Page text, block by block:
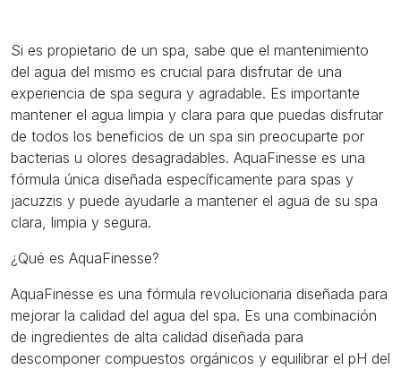
Si es propietario de un spa, sabe que el mantenimiento
del agua del mismo es crucial para disfrutar de una
experiencia de spa segura y agradable. Es importante
mantener el agua limpia y clara para que puedas disfrutar
de todos los beneficios de un spa sin preocuparte por
bacterias u olores desagradables. AquaFinesse es una
fórmula única diseñada específicamente para spas y
jacuzzis y puede ayudarle a mantener el agua de su spa
clara, limpia y segura.
¿Qué es AquaFinesse?
AquaFinesse es una fórmula revolucionaria diseñada para
mejorar la calidad del agua del spa. Es una combinación
de ingredientes de alta calidad diseñada para
descomponer compuestos orgánicos y equilibrar el pH del